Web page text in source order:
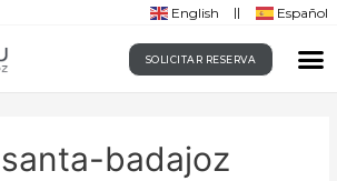
English Español
SOLICITAR RESERVA
badajoz